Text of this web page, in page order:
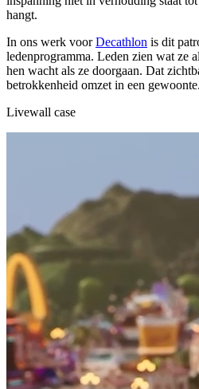
hangt.
In ons werk voorDecathlon is dit
ledenprogramma. Leden zien wat ze
hen wacht als ze doorgaan. Dat
betrokkenheid omzet in een gewoonte.
Livewall case